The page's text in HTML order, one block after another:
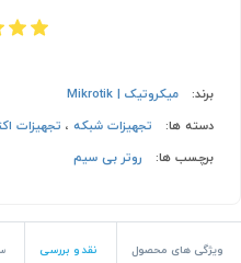
برند:
میکروتیک | Mikrotik
دسته ها:
تجهیزات شبکه ، تجهیزات
برچسب ها:
روتر بی سیم
ویژگی های محصول نقد و بررسی